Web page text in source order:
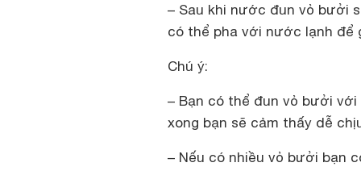
– Sau khi nước đun vỏ bưởi
có thể pha với nước lạnh để
Chú ý:
– Bạn có thể đun vỏ bưởi
xong bạn sẽ cảm thấy dễ
– Nếu có nhiều vỏ bưởi bạn